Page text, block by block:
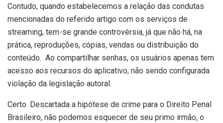
Contudo, quando estabelecemos a relação das condutas
mencionadas do referido artigo com os serviços de
streaming, tem-se grande controvérsia, já que não há, na
prática, reproduções, cópias, vendas ou distribuição do
conteúdo. Ao compartilhar senhas, os usuários apenas tem
acesso aos recursos do aplicativo, não sendo configurada
violação da legislação autoral.
Certo. Descartada a hipótese de crime para o Direito Penal
Brasileiro, não podemos esquecer de seu primo irmão, o